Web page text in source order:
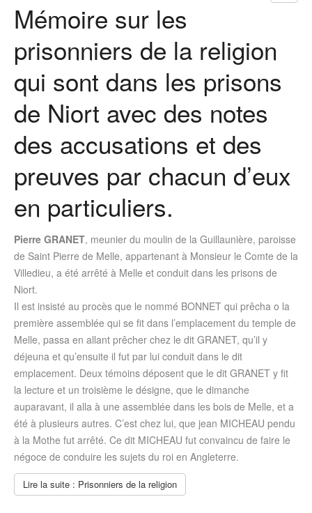
Mémoire sur les
prisonniers de la religion
qui sont dans les prisons
de Niort avec des notes
des accusations et des
preuves par chacun d’eux
en particuliers.
Pierre GRANET, meunier du moulin de la Guillaunière, paroisse
de Saint Pierre de Melle, appartenant à Monsieur le Comte de la
Villedieu, a été arrêté à Melle et conduit dans les prisons de
Niort.
Il est insisté au procès que le nommé BONNET qui prêcha o la
première assemblée qui se fit dans l’emplacement du temple de
Melle, passa en allant prêcher chez le dit GRANET, qu’il y
déjeuna et qu’ensuite il fut par lui conduit dans le dit
emplacement. Deux témoins déposent que le dit GRANET y fit
la lecture et un troisième le désigne, que le dimanche
auparavant, il alla à une assemblée dans les bois de Melle, et a
été à plusieurs autres. C’est chez lui, que jean MICHEAU pendu
à la Mothe fut arrêté. Ce dit MICHEAU fut convaincu de faire le
négoce de conduire les sujets du roi en Angleterre.
Lire la suite : Prisonniers de la religion